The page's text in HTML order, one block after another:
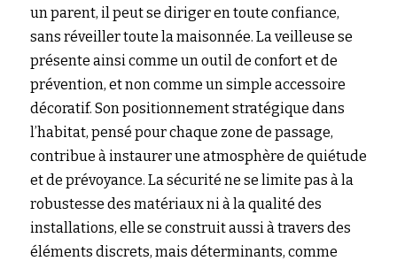
un parent, il peut se diriger en toute confiance,
sans réveiller toute la maisonnée. La veilleuse se
présente ainsi comme un outil de confort et de
prévention, et non comme un simple accessoire
décoratif. Son positionnement stratégique dans
l’habitat, pensé pour chaque zone de passage,
contribue à instaurer une atmosphère de quiétude
et de prévoyance. La sécurité ne se limite pas à la
robustesse des matériaux ni à la qualité des
installations, elle se construit aussi à travers des
éléments discrets, mais déterminants, comme